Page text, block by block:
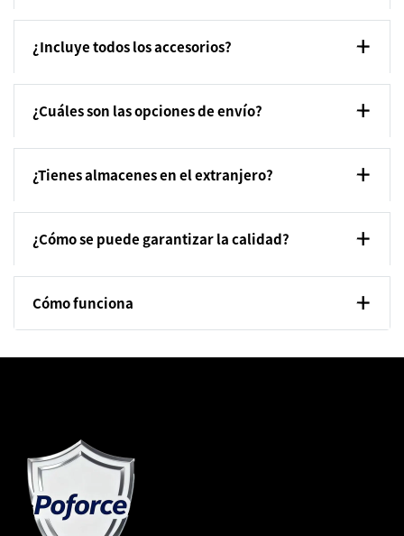
¿Incluye todos los accesorios?
¿Cuáles son las opciones de envío?
¿Tienes almacenes en el extranjero?
¿Cómo se puede garantizar la calidad?
Cómo funciona